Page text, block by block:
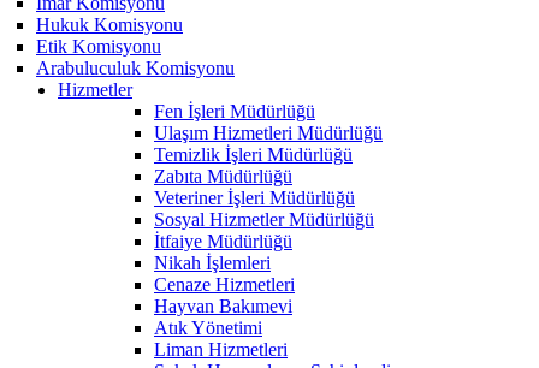
Hukuk Komisyonu
Etik Komisyonu
Arabuluculuk Komisyonu
Hizmetler
Fen İşleri Müdürlüğü
Ulaşım Hizmetleri Müdürlüğü
Temizlik İşleri Müdürlüğü
Zabıta Müdürlüğü
Veteriner İşleri Müdürlüğü
Sosyal Hizmetler Müdürlüğü
İtfaiye Müdürlüğü
Nikah İşlemleri
Cenaze Hizmetleri
Hayvan Bakımevi
Atık Yönetimi
Liman Hizmetleri